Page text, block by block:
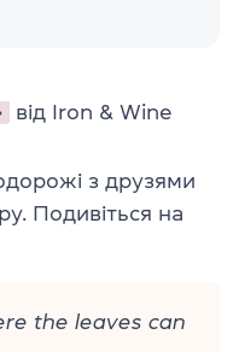
від Iron & Wine
з друзями
Подивіться на
the leaves can